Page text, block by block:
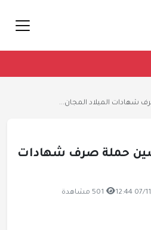
شهادات الميلاد المجان...
حملة صرف شهادات
07/11/ 501 مشاهدة